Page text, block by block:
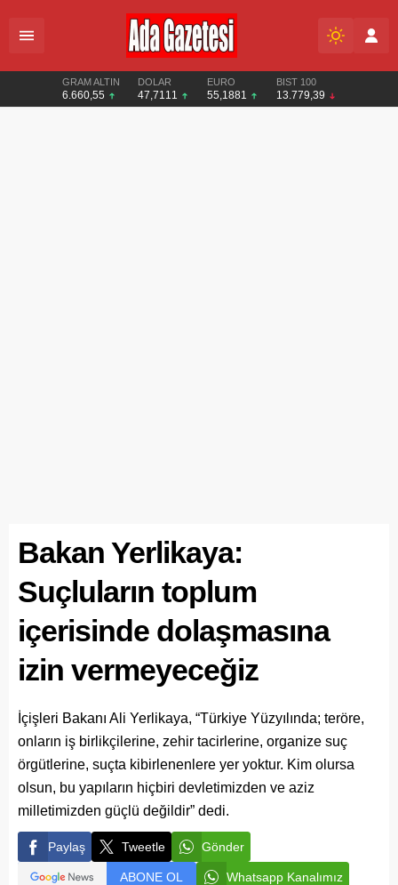
GRAM ALTIN
6.660,55
DOLAR
47,7111
EURO
55,1881
BIST 100
13.779,39
Bakan Yerlikaya:
Suçluların toplum
içerisinde dolaşmasına
izin vermeyeceğiz
İçişleri Bakanı Ali Yerlikaya, “Türkiye Yüzyılında; teröre,
onların iş birlikçilerine, zehir tacirlerine, organize suç
örgütlerine, suçta kibirlenenlere yer yoktur. Kim olursa
olsun, bu yapıların hiçbiri devletimizden ve aziz
milletimizden güçlü değildir” dedi.
Paylaş Tweetle Gönder
ABONE OL Whatsapp Kanalımız